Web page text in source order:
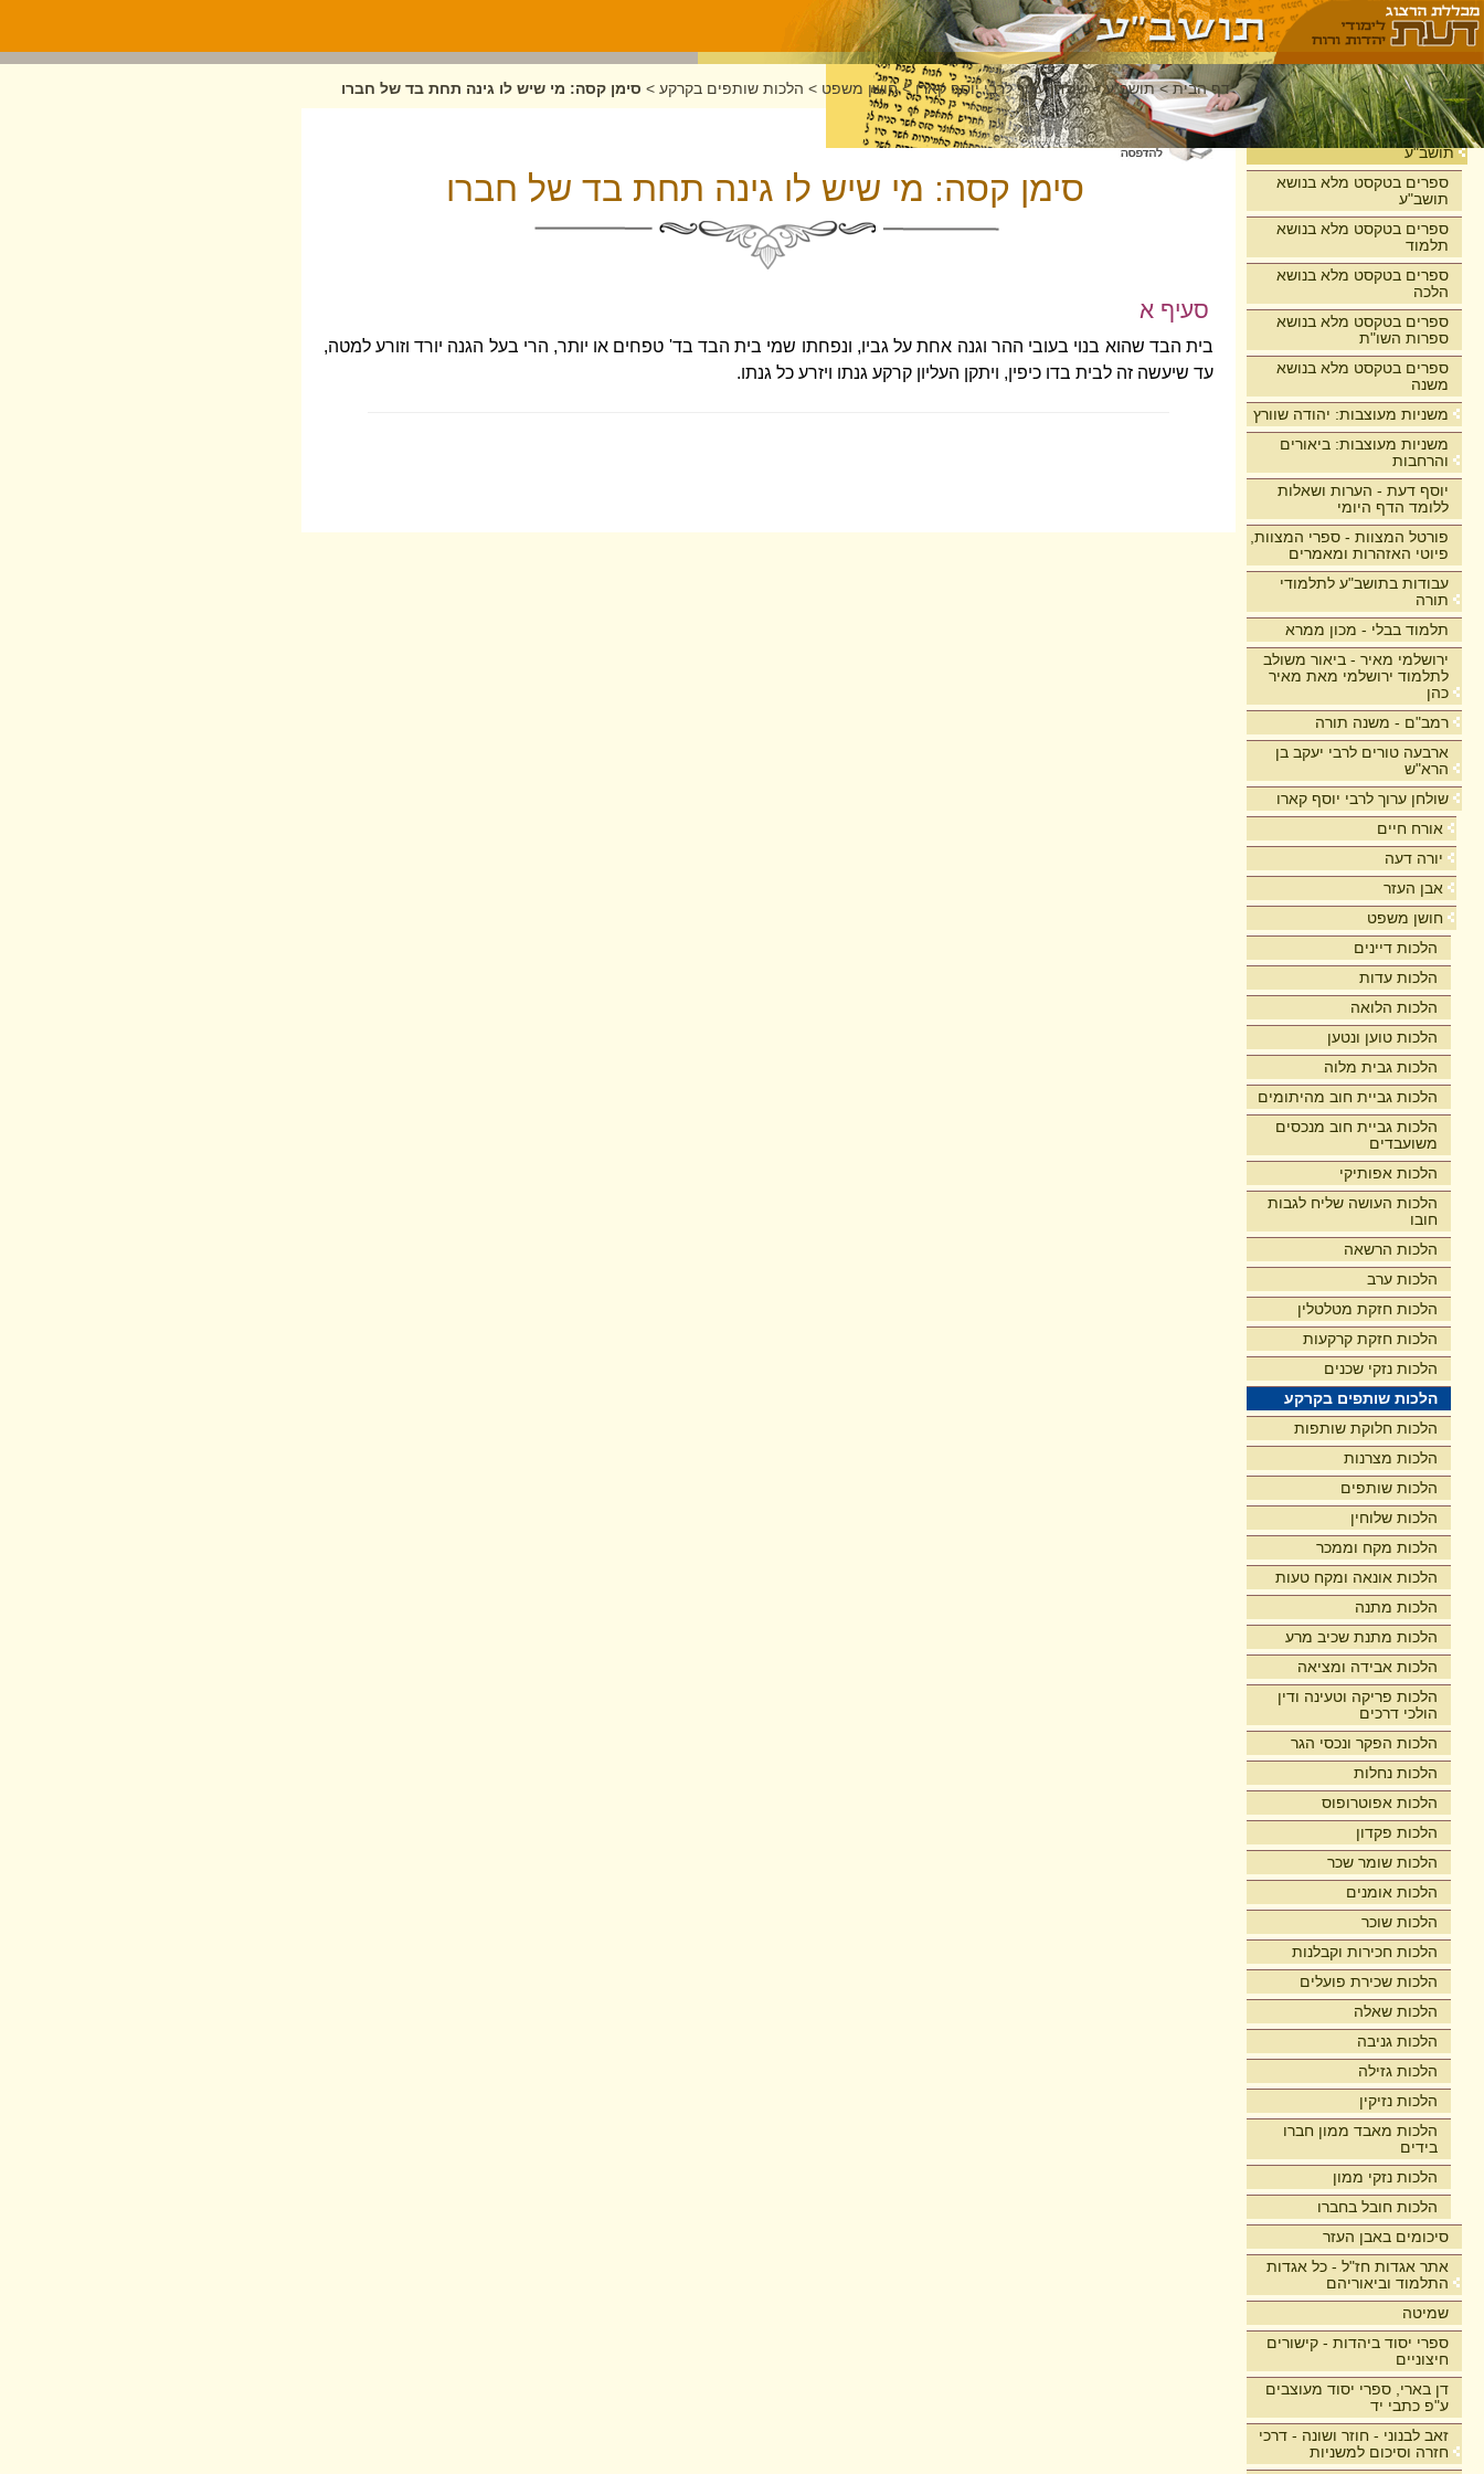
בית
תושב"ע
ספרים בטקסט מלא בנושא
תושב"ע
ספרים בטקסט מלא בנושא
תלמוד
ספרים בטקסט מלא בנושא
הלכה
ספרים בטקסט מלא בנושא
ספרות השו"ת
ספרים בטקסט מלא בנושא
משנה
משניות מעוצבות: יהודה שוורץ
משניות מעוצבות: ביאורים
והרחבות
יוסף דעת - הערות ושאלות
ללומד הדף היומי
פורטל המצוות - ספרי המצוות,
פיוטי האזהרות ומאמרים
עבודות בתושב"ע לתלמודי
תורה
תלמוד בבלי - מכון ממרא
ירושלמי מאיר - ביאור משולב
לתלמוד ירושלמי מאת מאיר
כהן
רמב"ם - משנה תורה
ארבעה טורים לרבי יעקב בן
הרא"ש
שולחן ערוך לרבי יוסף קארו
אורח חיים
יורה דעה
אבן העזר
חושן משפט
הלכות דיינים
הלכות עדות
הלכות הלואה
הלכות טוען ונטען
הלכות גבית מלוה
הלכות גביית חוב מהיתומים
הלכות גביית חוב מנכסים
משועבדים
הלכות אפותיקי
הלכות העושה שליח לגבות
חובו
הלכות הרשאה
הלכות ערב
הלכות חזקת מטלטלין
הלכות חזקת קרקעות
הלכות נזקי שכנים
הלכות שותפים בקרקע
הלכות חלוקת שותפות
הלכות מצרנות
הלכות שותפים
הלכות שלוחין
הלכות מקח וממכר
הלכות אונאה ומקח טעות
הלכות מתנה
הלכות מתנת שכיב מרע
הלכות אבידה ומציאה
הלכות פריקה וטעינה ודין
הולכי דרכים
הלכות הפקר ונכסי הגר
הלכות נחלות
הלכות אפוטרופוס
הלכות פקדון
הלכות שומר שכר
הלכות אומנים
הלכות שוכר
הלכות חכירות וקבלנות
הלכות שכירת פועלים
הלכות שאלה
הלכות גניבה
הלכות גזילה
הלכות נזיקין
הלכות מאבד ממון חברו
בידים
הלכות נזקי ממון
הלכות חובל בחברו
סיכומים באבן העזר
אתר אגדות חז"ל - כל אגדות
התלמוד וביאוריהם
שמיטה
ספרי יסוד ביהדות - קישורים
חיצוניים
דן בארי, ספרי יסוד מעוצבים
ע"פ כתבי יד
זאב לבנוני - חוזר ושונה - דרכי
חזרה וסיכום למשניות
דף הבית >תושב"ע >שולחן ערוך לרבי יוסף קארו >חושן משפט > הלכות שותפים בקרקע > סימן קסה: מי שיש לו גינה תחת בד של חברו
סימן קסה: מי שיש לו גינה תחת בד של חברו
סעיף א
בית הבד שהוא בנוי בעובי ההר וגנה אחת על גביו, ונפחתו שמי בית הבד בד' טפחים או יותר, הרי בעל הגנה יורד וזורע למטה,
עד שיעשה זה לבית בדו כיפין, ויתקן העליון קרקע גנתו ויזרע כל גנתו.